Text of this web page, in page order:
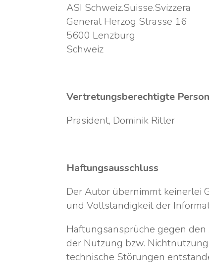
ASI Schweiz.Suisse.Svizzera
General Herzog Strasse 16
5600 Lenzburg
Schweiz
Vertretungsberechtigte
Präsident, Dominik Ritler
Haftungsausschluss
Der Autor übernimmt keinerlei
und Vollständigkeit der
Haftungsansprüche gegen
der Nutzung bzw.
technische Störungen